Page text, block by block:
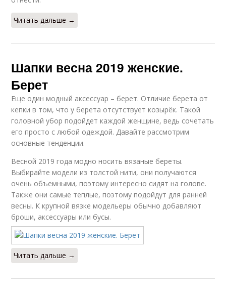
Читать дальше →
Шапки весна 2019 женские.
Берет
Еще один модный аксессуар – берет. Отличие берета от
кепки в том, что у берета отсутствует козырёк. Такой
головной убор подойдет каждой женщине, ведь сочетать
его просто с любой одеждой. Давайте рассмотрим
основные тенденции.
Весной 2019 года модно носить вязаные береты.
Выбирайте модели из толстой нити, они получаются
очень объемными, поэтому интересно сидят на голове.
Также они самые теплые, поэтому подойдут для ранней
весны. К крупной вязке модельеры обычно добавляют
броши, аксессуары или бусы.
Читать дальше →